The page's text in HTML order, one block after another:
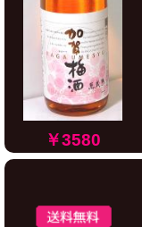
￥3580